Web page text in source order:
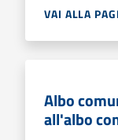
VAI ALLA
Albo
all'albo